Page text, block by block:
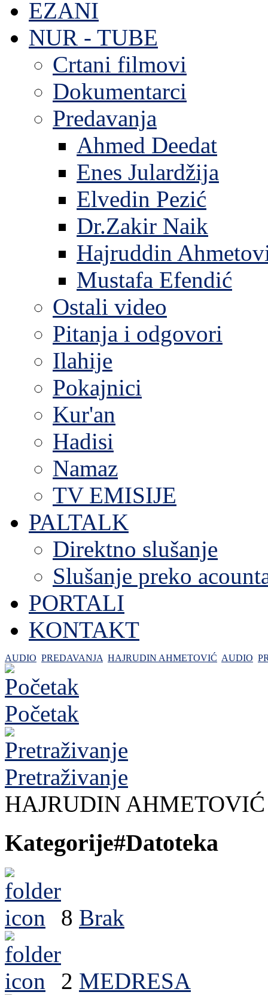
EZANI
NUR - TUBE
Crtani filmovi
Dokumentarci
Predavanja
Ahmed Deedat
Enes Julardžija
Elvedin Pezić
Dr.Zakir Naik
Hajruddin
Mustafa Efendić
Ostali video
Pitanja i odgovori
Ilahije
Pokajnici
Kur'an
Hadisi
Namaz
TV EMISIJE
PALTALK
Direktno slušanje
Slušanje preko
PORTALI
KONTAKT
AUDIO PREDAVANJA HAJRUDIN AHMETOVIĆ AUDIO
Početak
Pretraživanje
HAJRUDIN AHMETOVIĆ
Kategorije#Datoteka
8 Brak
2 MEDRESA